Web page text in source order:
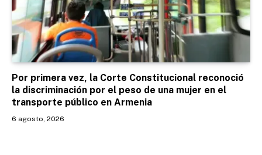
Por primera vez, la Corte Constitucional reconoció
la discriminación por el peso de una mujer en el
transporte público en Armenia
6 agosto, 2026